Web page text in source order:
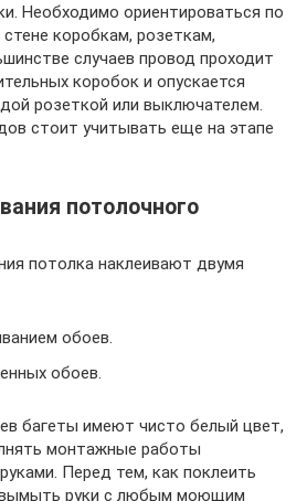
Необходимо ориентироваться по
коробкам, розеткам,
случаев провод проходит
коробок и опускается
розеткой или выключателем.
стоит учитывать еще на этапе
потолочного
потолка наклеивают двумя
обоев.
обоев.
багеты имеют чисто белый цвет,
монтажные работы
Перед тем, как поклеить
руки с любым моющим